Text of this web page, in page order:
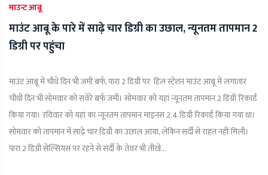
माउन्ट आबू
माउंट आबू के पारे में साढ़े चार डिग्री का उछाल, न्यूनतम तापमान 2
डिग्री पर पहुंचा
माउंट आबू में चौथे दिन भी जमी बर्फ, पारा 2 डिग्री पर हिल स्टेशन माउंट आबू में लगातार
चौथी दिन भी सोमवार को सवेरे बर्फ जमी। सोमवार को यहां न्यूनतम तापमान 2 डिग्री रिकार्ड
किया गया। रविवार को यहां का न्यूनतम तापमान माइनस 2.4 डिग्री रिकार्ड किया गया था।
सोमवार को तापमान में साढ़े चार डिग्री का उछाल आया, लेकिन सर्दी से राहत नहीं मिली।
पारा 2 डिग्री सेल्सियस पर रहने से सर्दी के तेवर भी तीखे...